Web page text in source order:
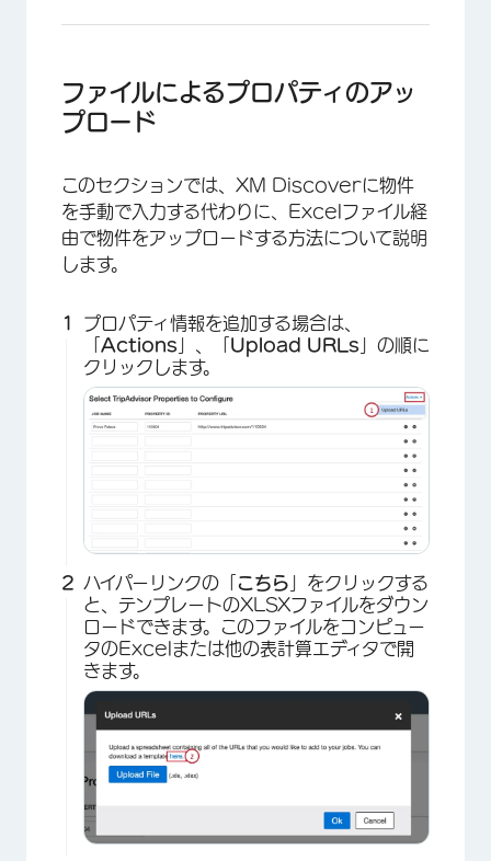
ファイルによるプロパティのアッ
プロード
このセクションでは、XM Discoverに物件
を手動で入力する代わりに、Excelファイル経
由で物件をアップロードする方法について説明
します。
プロパティ情報を追加する場合は、
Actions 」、「 Upload URLs 」の順に
クリックします。
ハイパーリンクの「 こちら 」をクリックする
と、テンプレートのXLSXファイルをダウン
ロードできます。このファイルをコンピュー
タのExcelまたは他の表計算エディタで開
きます。